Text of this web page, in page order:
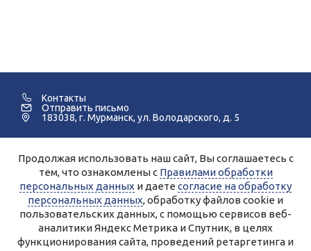
Контакты
Отправить письмо
183038, г. Мурманск, ул. Володарского, д. 5
©2005-2026 Мурманский Педагогический Колледж.
Для улучшения работы сайта и его взаимодействия с
пользователями используются файлы cookie и сервисы веб-
аналитики Яндекс.Метрика, Спутник.
Продолжая работу с сайтом, Вы даете разрешение на
использование cookie-файлов и согласие на обработку данных
сервисами Яндекс.Метрика, Спутник.
Вы всегда можете отключить файлы cookie в настройках Вашего
браузера.
Продолжая использовать наш сайт, Вы соглашаетесь с
тем, что ознакомлены с Правилами обработки
персональных данных и даете согласие на обработку
персональных данных, обработку файлов cookie и
пользовательских данных, с помощью сервисов веб-
аналитики Яндекс Метрика и Спутник, в целях
функционирования сайта, проведений ретаргетинга и